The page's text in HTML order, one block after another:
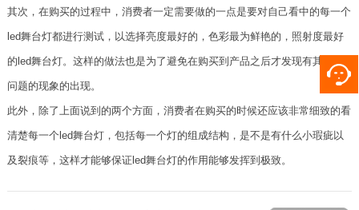
其次，在购买的过程中，消费者一定需要做的一点是要对自己看中的每一个
led舞台灯都进行测试，以选择亮度最好的，色彩最为鲜艳的，照射度最好
的led舞台灯。这样的做法也是为了避免在购买到产品之后才发现有其他的
问题的现象的出现。
此外，除了上面说到的两个方面，消费者在购买的时候还应该非常细致的看
清楚每一个led舞台灯，包括每一个灯的组成结构，是不是有什么小瑕疵以
及裂痕等，这样才能够保证led舞台灯的作用能够发挥到极致。